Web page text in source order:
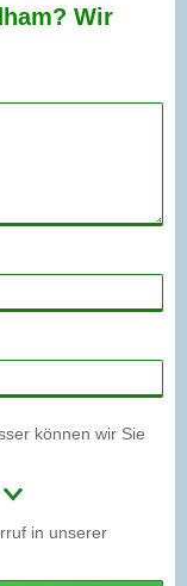
Wir
können wir Sie
in unserer